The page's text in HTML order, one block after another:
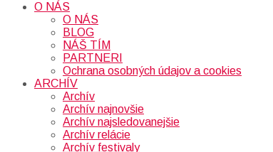
O NÁS
O NÁS
BLOG
NÁŠ TÍM
PARTNERI
Ochrana osobných údajov a cookies
ARCHÍV
Archív
Archív najnovšie
Archív najsledovanejšie
Archív relácie
Archív festivaly